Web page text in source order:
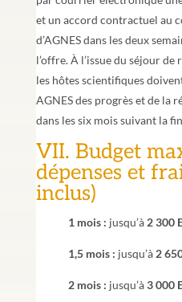
et un accord contractuel au
d’AGNES dans les deux
l’offre. À l’issue du séjour
les hôtes scientifiques
AGNES des progrès et de la
dans les six mois suivant la
VII. Budget
dépenses et
inclus)
1 mois : jusqu’à 2 300
1,5 mois : jusqu’à 2
2 mois : jusqu’à3 000